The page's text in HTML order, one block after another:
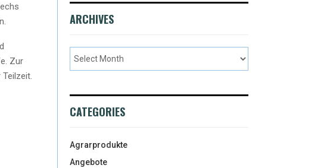
Zur
ARCHIVES
CATEGORIES
Agrarprodukte
Angebote